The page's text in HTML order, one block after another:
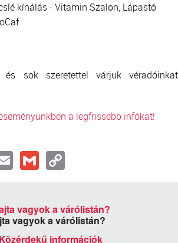
kínálás - Vitamin Szalon, Lápastó
és sok szeretettel várjuk véradóinkat
a legfrissebb infókat!
EmailGmail
vagyok a várólistán?